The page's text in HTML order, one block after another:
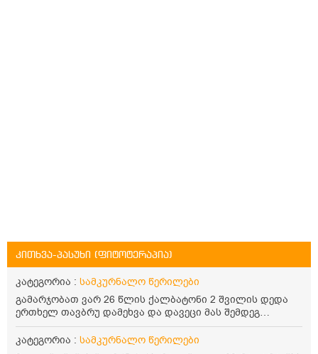
კითხვა-პასუხი (ფიტოტერაპია)
კატეგორია : სამკურნალო წერილები
გამარჯობათ ვარ 26 წლის ქალბატონი 2 შვილის დედა
ერთხელ თავბრუ დამეხვა და დავეცი მას შემდეგ
დამეწყო შიშები ვეღარ გავდიოდი გარეთ რადგან ისევ
ასე ცუდად არ გავხდარიყავი ყურის ანთება მქონდა
კატეგორია : სამკურნალო წერილები